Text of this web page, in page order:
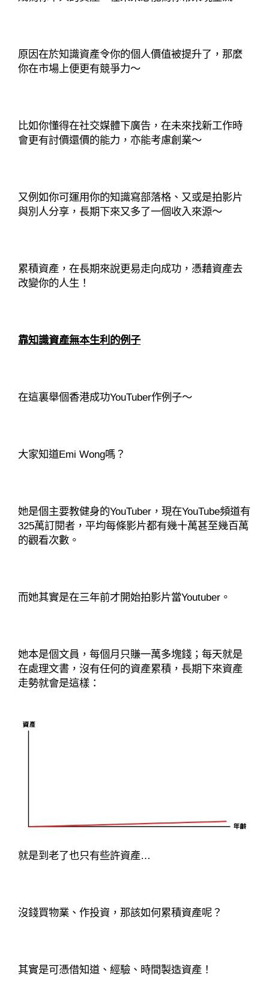
原因在於知識資產令你的個人價值被提升了，那麼
你在市場上便更有競爭力～
比如你懂得在社交媒體下廣告，在未來找新工作時
會更有討價還價的能力，亦能考慮創業～
又例如你可運用你的知識寫部落格、又或是拍影片
與別人分享，長期下來又多了一個收入來源～
累積資產，在長期來說更易走向成功，憑藉資產去
改變你的人生！
靠知識資產無本生利的例子
在這裏舉個香港成功YouTuber作例子～
大家知道Emi Wong嗎？
她是個主要教健身的YouTuber，現在YouTube頻道有
325萬訂閱者，平均每條影片都有幾十萬甚至幾百萬
的觀看次數。
而她其實是在三年前才開始拍影片當Youtuber。
她本是個文員，每個月只賺一萬多塊錢；每天就是
在處理文書，沒有任何的資產累積，長期下來資產
走勢就會是這樣：
就是到老了也只有些許資產…
沒錢買物業、作投資，那該如何累積資產呢？
其實是可憑借知道、經驗、時間製造資產！